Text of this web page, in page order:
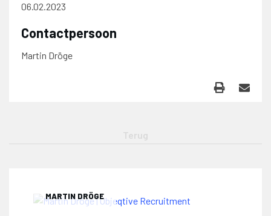
06.02.2023
Contactpersoon
Martin Dröge
MARTIN DRÖGE